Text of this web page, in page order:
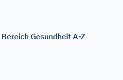
Gesundheit A-Z